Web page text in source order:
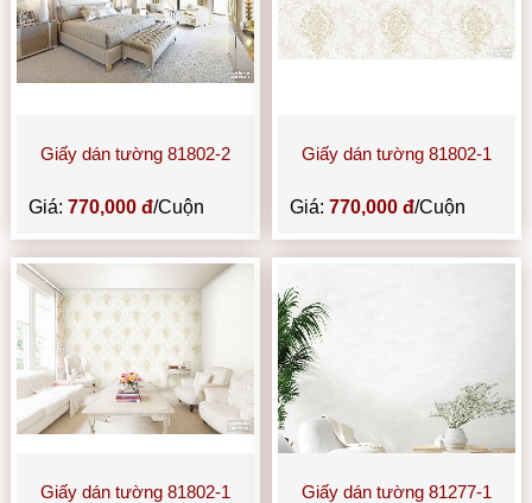
Giấy dán tường 81802-2
Giá:770,000 đ/Cuộn
Giấy dán tường 81802-1
Giá: 770,000 đ/Cuộn
Giấy dán tường 81802-1 Giấy dán tường 81277-1